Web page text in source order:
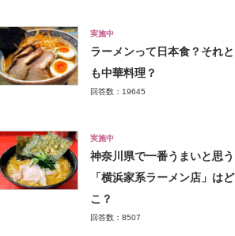
実施中
ラーメンって日本食？それと
も中華料理？
回答数：19645
実施中
神奈川県で一番うまいと思う
「横浜家系ラーメン店」はど
こ？
回答数：8507